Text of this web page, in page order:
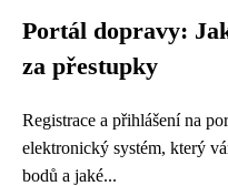
Portál dopravy:
za přestupky
Registrace a přihlášení na
elektronický systém, který
bodů a jaké...